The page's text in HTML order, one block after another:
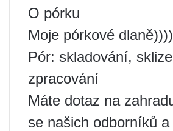
O pórku
Moje pórkové dlaně))))
Pór: skladování,
zpracování
Máte dotaz na
se našich odborníků